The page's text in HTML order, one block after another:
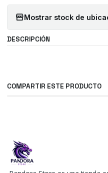
Mostrar stock de
DESCRIPCIÓN
COMPARTIR ESTE PRODUCTO